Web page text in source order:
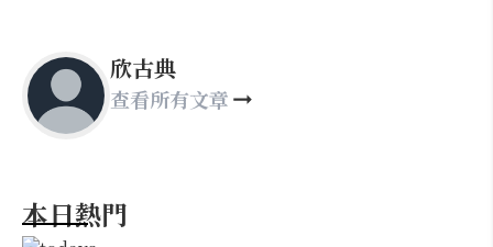
欣古典
查看所有文章
本日熱門